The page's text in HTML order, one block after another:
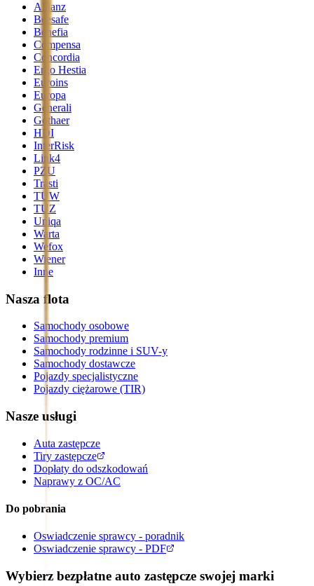
Allianz
Beesafe
Benefia
Compensa
Concordia
Ergo Hestia
Euroins
Europa
Generali
Gothaer
HDI
InterRisk
Link4
PZU
Trasti
TUW
TUZ
Uniqa
Warta
Wefox
Wiener
Inne
Nasza flota
Samochody osobowe
Samochody premium
Samochody rodzinne i SUV-y
Samochody dostawcze
Pojazdy specjalistyczne
Pojazdy ciężarowe (TIR)
Nasze usługi
Auta zastępcze
Tiry zastępcze
Dopłaty do odszkodowań
Naprawy z OC/AC
Do pobrania
Oswiadczenie sprawcy - poradnik
Oswiadczenie sprawcy - PDF
Wybierz bezpłatne auto zastępcze swojej marki